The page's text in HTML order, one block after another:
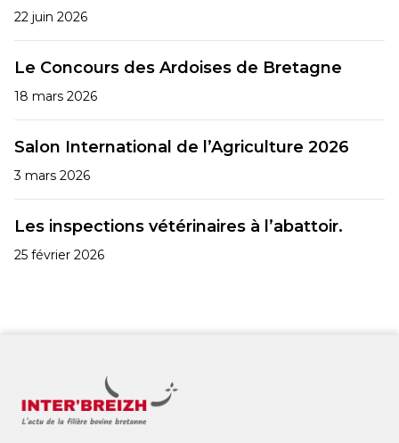
22 juin 2026
Le Concours des Ardoises de Bretagne
18 mars 2026
Salon International de l’Agriculture 2026
3 mars 2026
Les inspections vétérinaires à l’abattoir.
25 février 2026